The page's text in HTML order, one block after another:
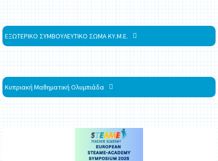
ΕΞΩΤΕΡΙΚΟ ΣΥΜΒΟΥΛΕΥΤΙΚΟ ΣΩΜΑ ΚΥ.Μ.Ε.
Κυπριακή Μαθηματική Ολυμπιάδα